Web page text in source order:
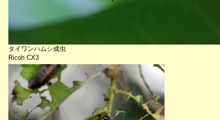
タイワンハムシ成虫
Ricoh CX3